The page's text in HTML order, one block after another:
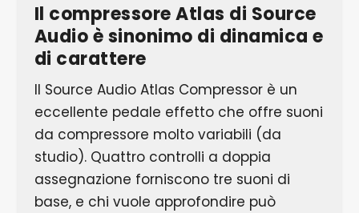
Il compressore Atlas di Source
Audio è sinonimo di dinamica e
di carattere
Il Source Audio Atlas Compressor è un
eccellente pedale effetto che offre suoni
da compressore molto variabili (da
studio). Quattro controlli a doppia
assegnazione forniscono tre suoni di
base, e chi vuole approfondire può